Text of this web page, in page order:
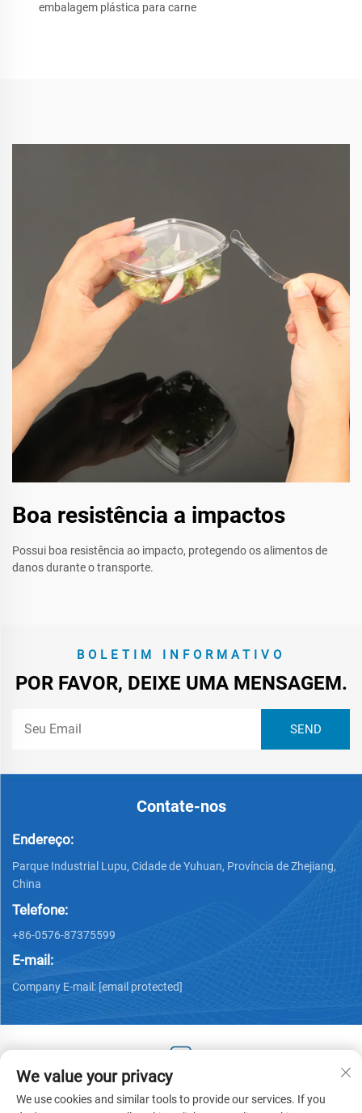
embalagem plástica para carne
Boa resistência a impactos
Possui boa resistência ao impacto, protegendo os alimentos de
danos durante o transporte.
BOLETIM INFORMATIVO
POR FAVOR, DEIXE UMA MENSAGEM.
Contate-nos
Endereço:
Parque Industrial Lupu, Cidade de Yuhuan, Província de Zhejiang,
China
Telefone:
+86-0576-87375599
E-mail:
Company E-mail: [email protected]
Copyright © 2025 by Zhejiang Hengjiang Plastic Co., Ltd. -
We value your privacy
We use cookies and similar tools to provide our services. If you